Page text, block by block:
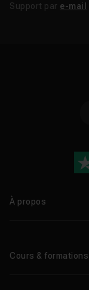
Support par e-mail
À propos
Cours & formations